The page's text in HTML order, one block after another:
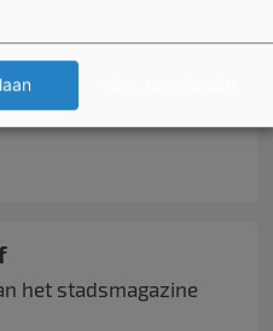
het stadsmagazine